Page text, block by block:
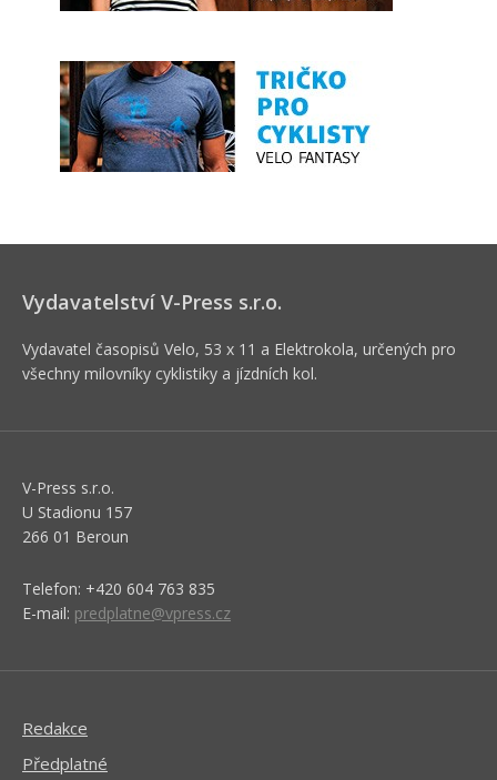
Vydavatelství V-Press s.r.o.
Vydavatel časopisů Velo, 53 x 11 a Elektrokola, určených pro
všechny milovníky cyklistiky a jízdních kol.
V-Press s.r.o.
U Stadionu 157
266 01 Beroun
Telefon: +420 604 763 835
E-mail: predplatne@vpress.cz
Redakce
Předplatné